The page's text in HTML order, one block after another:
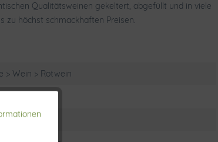
Qualitätsweinen gekeltert, abgefüllt und in viele
zu höchst schmackhaften Preisen.
> Wein > Rotwein